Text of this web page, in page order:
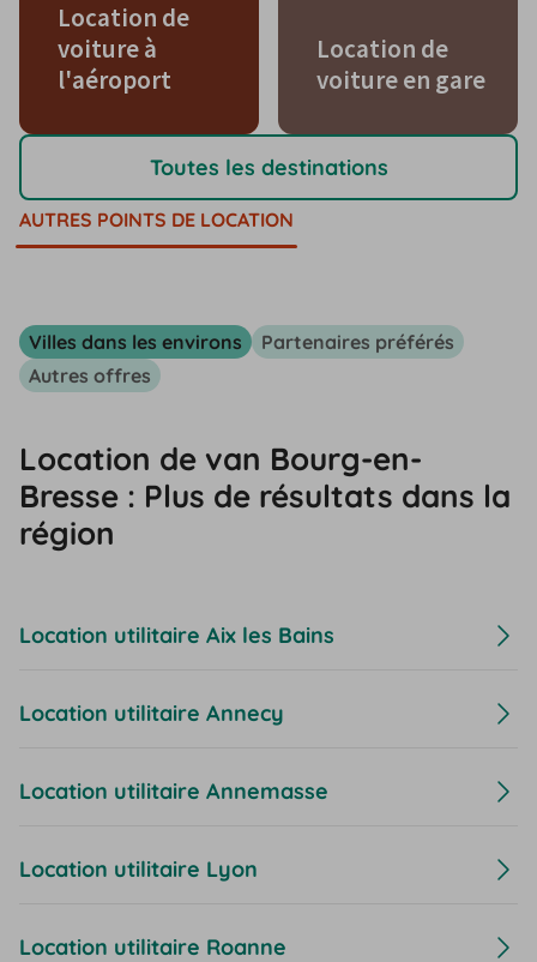
Location de
voiture à
l'aéroport
Location de
voiture en gare
Toutes les destinations
AUTRES POINTS DE LOCATION
Villes dans les environs
Partenaires préférés
Autres offres
Location de van Bourg-en-
Bresse : Plus de résultats dans la
région
Location utilitaire Aix les Bains
Location utilitaire Annecy
Location utilitaire Annemasse
Location utilitaire Lyon
Location utilitaire Roanne